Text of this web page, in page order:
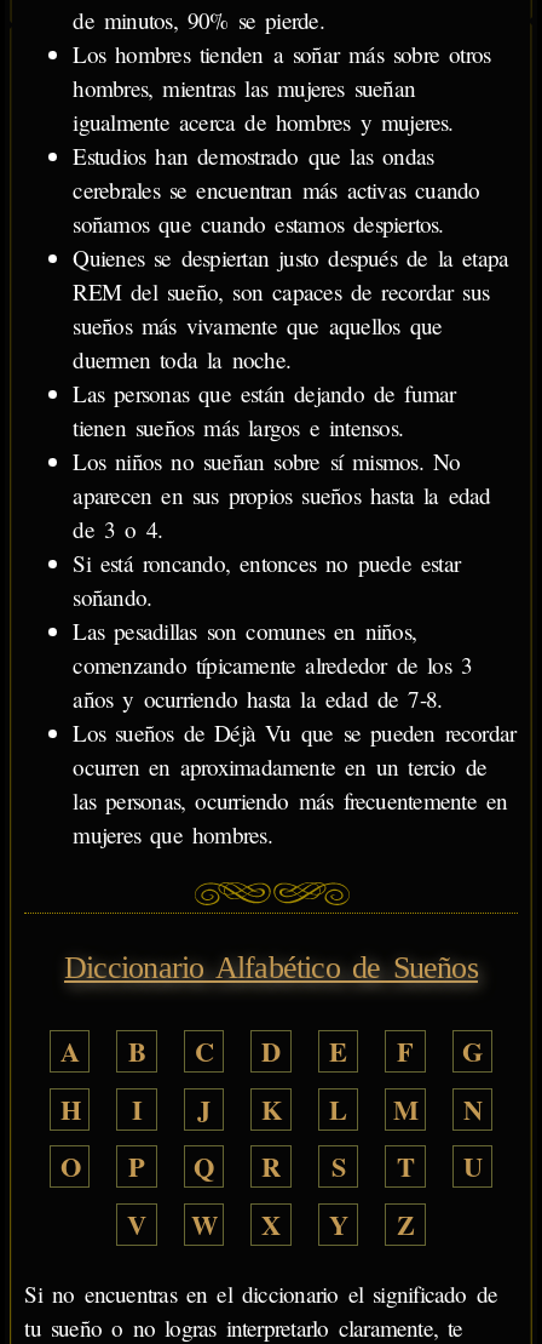
de minutos, 90% se pierde.
Los hombres tienden a soñar más sobre otros
hombres, mientras las mujeres sueñan
igualmente acerca de hombres y mujeres.
Estudios han demostrado que las ondas
cerebrales se encuentran más activas cuando
soñamos que cuando estamos despiertos.
Quienes se despiertan justo después de la etapa
REM del sueño, son capaces de recordar sus
sueños más vivamente que aquellos que
duermen toda la noche.
Las personas que están dejando de fumar
tienen sueños más largos e intensos.
Los niños no sueñan sobre sí mismos. No
aparecen en sus propios sueños hasta la edad
de 3 o 4.
Si está roncando, entonces no puede estar
soñando.
Las pesadillas son comunes en niños,
comenzando típicamente alrededor de los 3
años y ocurriendo hasta la edad de 7-8.
Los sueños de Déjà Vu que se pueden recordar
ocurren en aproximadamente en un tercio de
las personas, ocurriendo más frecuentemente en
mujeres que hombres.
Diccionario Alfabético de Sueños
A B C D E F
G
H
I J K L M
N
O
P Q R S T
U
V
W X Y Z
Si no encuentras en el diccionario el significado de
tu sueño o no logras interpretarlo claramente, te